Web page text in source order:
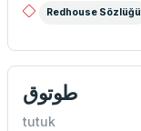
Redhouse Sözlüğü
طوتوق
tutuk